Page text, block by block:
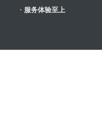
· 服务体验至上